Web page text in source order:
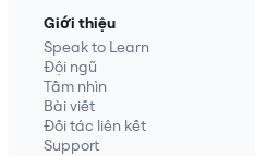
Giới thiệu
Speak to Learn
Đội ngũ
Tầm nhìn
Bài viết
Đối tác liên kết
Support